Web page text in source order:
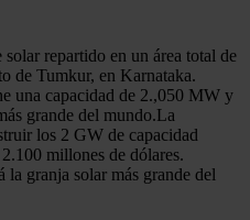
repartido en un área total de
de Tumkur, en Karnataka.
una capacidad de 2.,050 MW y
grande del mundo.La
los 2 GW de capacidad
millones de dólares.
la granja solar más grande del